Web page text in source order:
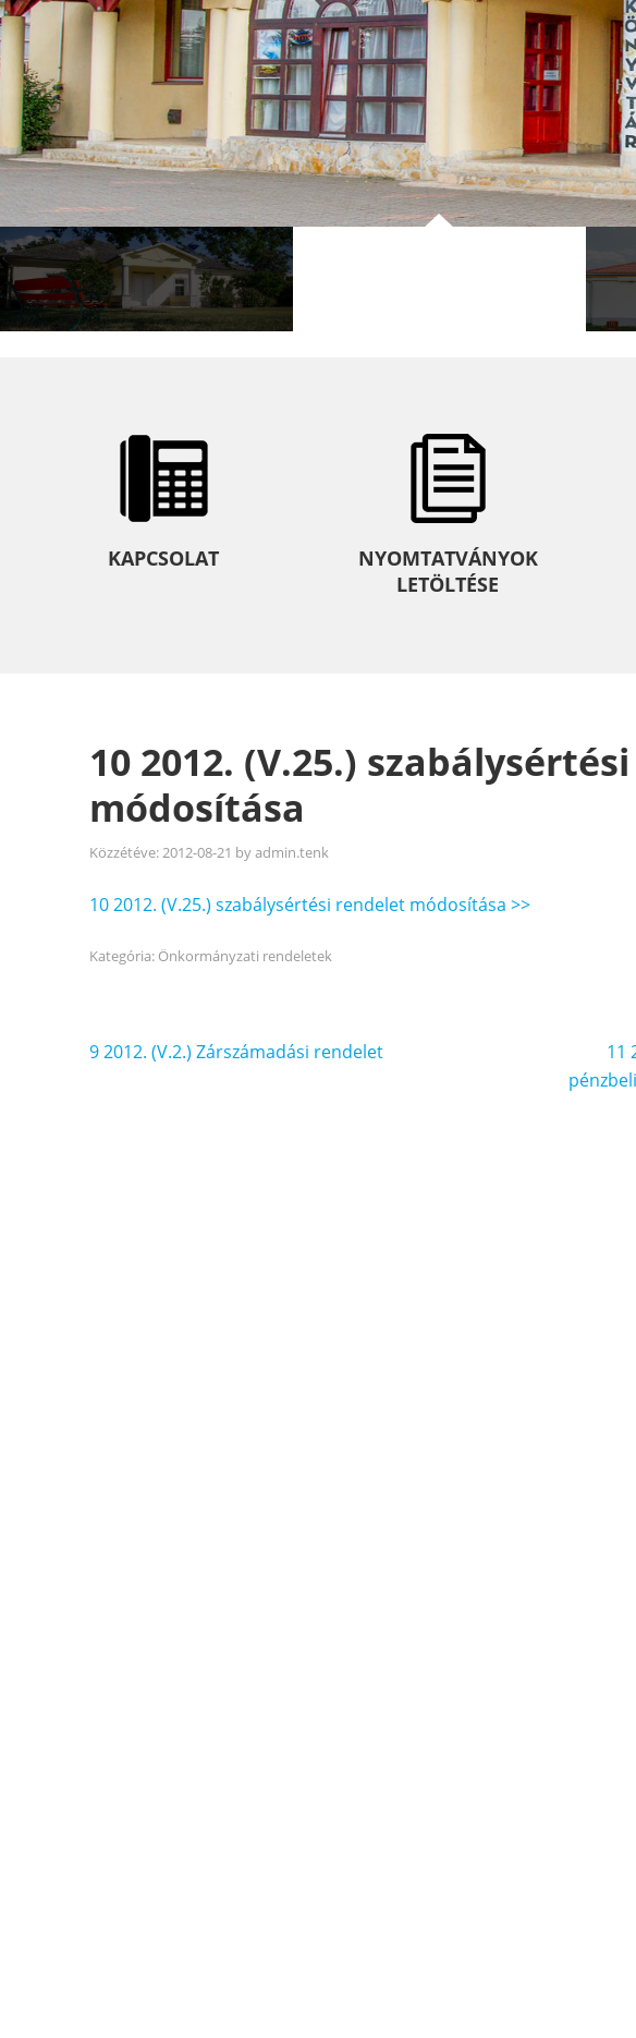
KAPCSOLAT
NYOMTATVÁNYOK
LETÖLTÉSE
10 2012. (V.25.)
módosítása
Közzétéve:2012-08-21 byadmin.tenk
10 2012. (V.25.) szabálysértési rendelet módosítása >>
Kategória: Önkormányzati rendeletek
Bejegyzés
9 2012. (V.2.) Zárszámadási rendelet
11